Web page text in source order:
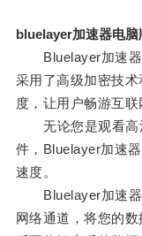
bluelayer加速器电脑
Bluelayer加速器
采用了高级加密技
度，让用户畅游互联
无论您是观看高
件，Bluelayer加速
速度。
Bluelayer加速器
网络通道，将您的